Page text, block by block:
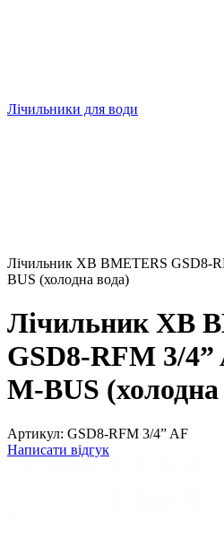
Лічильники для води
Лічильник ХВ BMETERS GSD8-
BUS (холодна вода)
Лічильник ХВ
GSD8-RFM 3/4”
M-BUS (холодна
Артикул: GSD8-RFM 3/4” AF
Написати відгук